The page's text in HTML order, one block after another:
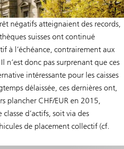
négatifs atteignaient des records,
suisses ont continué
à l’échéance, contrairement aux
n’est donc pas surprenant que ces
intéressante pour les caisses
délaissée, ces dernières ont,
plancher CHF/EUR en 2015,
d’actifs, soit via des
de placement collectif (cf.